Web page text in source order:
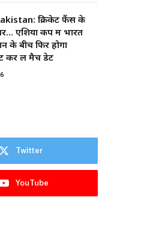
क्रिकेट फैंस के
एशिया कप में भारत
के बीच फिर होगा
कर लें मैच डेट
Twitter
YouTube